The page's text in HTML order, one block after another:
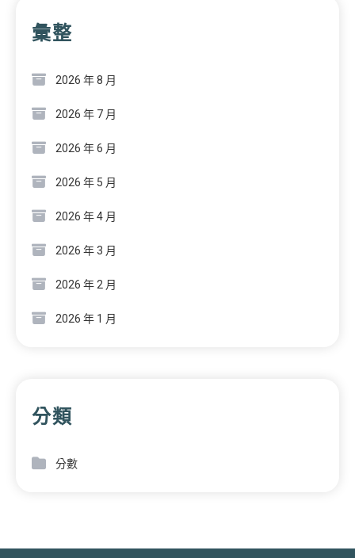
彙整
2026 年 8 月
2026 年 7 月
2026 年 6 月
2026 年 5 月
2026 年 4 月
2026 年 3 月
2026 年 2 月
2026 年 1 月
分類
分數